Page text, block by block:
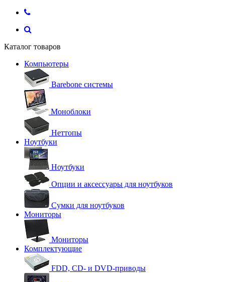
Каталог товаров
Компьютеры
Barebone системы
Моноблоки
Неттопы
Ноутбуки
Ноутбуки
Опции и аксессуары для ноутбуков
Сумки для ноутбуков
Мониторы
Мониторы
Комплектующие
FDD, CD- и DVD-приводы